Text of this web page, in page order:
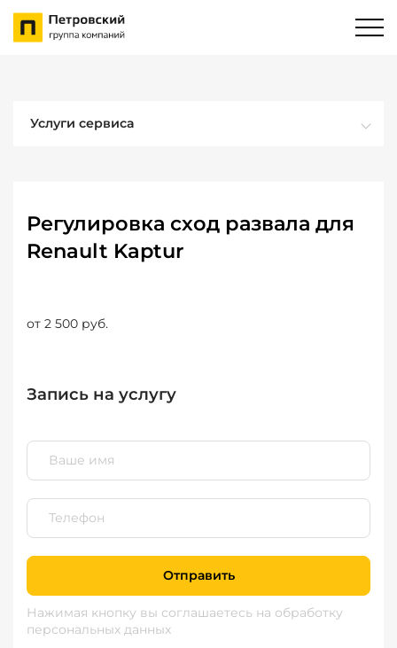
Услуги сервиса
Регулировка сход развала для
Renault Kaptur
от 2 500 руб.
Запись на услугу
Отправить
Нажимая кнопку вы соглашаетесь на обработку
персональных данных